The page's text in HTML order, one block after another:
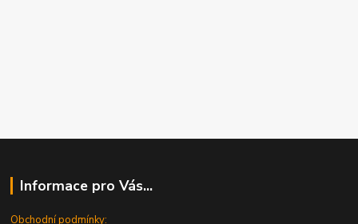
Informace pro Vás...
Obchodní podmínky: